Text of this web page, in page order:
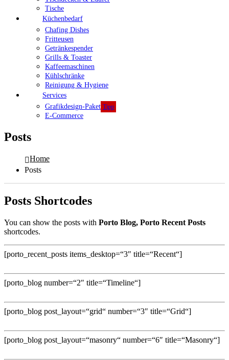
Tische
Küchenbedarf
Chafing Dishes
Fritteusen
Getränkespender
Grills & Toaster
Kaffeemaschinen
Kühlschränke
Reinigung & Hygiene
Services
Grafikdesign-Paket Tipp
E-Commerce
Posts
Home
Posts
Posts Shortcodes
You can show the posts with Porto Blog, Porto Recent Posts
shortcodes.
[porto_recent_posts items_desktop=“3″ title=“Recent“]
[porto_blog number=“2″ title=“Timeline“]
[porto_blog post_layout=“grid“ number=“3″ title=“Grid“]
[porto_blog post_layout=“masonry“ number=“6″ title=“Masonry“]